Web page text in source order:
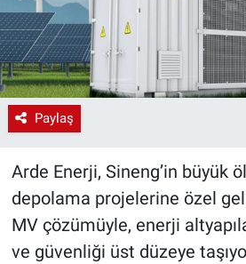
Paylaş
Arde Enerji, Sineng’in büyük
depolama projelerine özel
MV çözümüyle, enerji
ve güvenliği üst düzeye